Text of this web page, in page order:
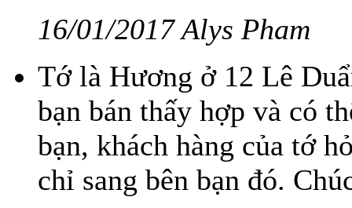
16/01/2017 Alys Pham
Tớ là Hương ở 12 Lê
bạn bán thấy hợp và có
bạn, khách hàng của tớ
chỉ sang bên bạn đó.